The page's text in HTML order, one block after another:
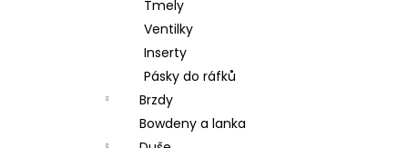
Tmely
Ventilky
Inserty
Pásky do ráfků
Brzdy
Bowdeny a lanka
TELESKOPICKÁ SEDLOVKA SDG TELLIS V2